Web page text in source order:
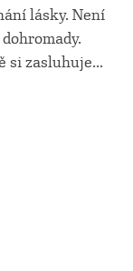
lásky. Není
si zasluhuje...